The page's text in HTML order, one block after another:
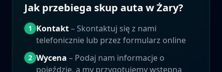
Jak przebiega skup auta wŻary?
1 Kontakt– Skontaktuj się z nami
telefonicznie lub przez formularz online
2 Wycena – Podaj nam informacje o
pojeździe, a my przygotujemy wstępną